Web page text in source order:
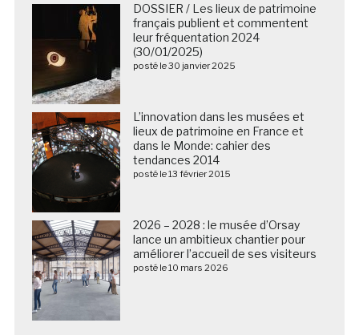
DOSSIER / Les lieux de patrimoine
français publient et commentent
leur fréquentation 2024
(30/01/2025)
posté le 30 janvier 2025
L’innovation dans les musées et
lieux de patrimoine en France et
dans le Monde: cahier des
tendances 2014
posté le 13 février 2015
2026 – 2028 : le musée d’Orsay
lance un ambitieux chantier pour
améliorer l’accueil de ses visiteurs
posté le 10 mars 2026